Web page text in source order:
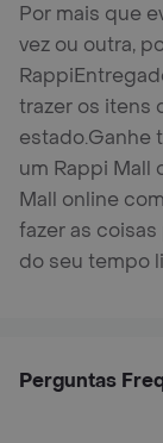
Por mais que
vez ou outra,
trazer os itens
estado.Ganhe
um Rappi Mall
Mall online
fazer as
do seu tempo
Perguntas